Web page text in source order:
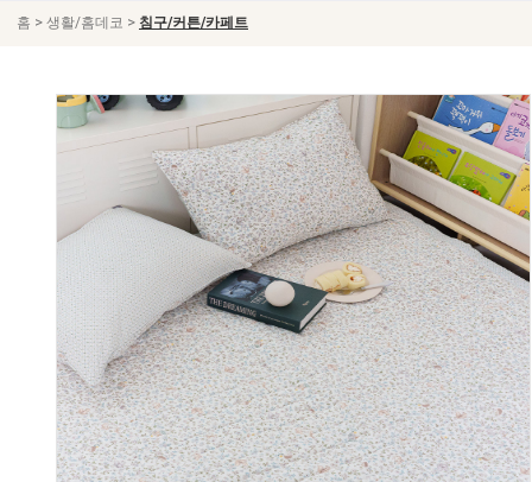
홈 > 생활/홈데코 > 침구/커튼/카페트